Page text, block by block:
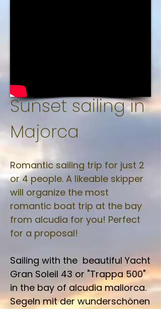
Sunset sailing in
Majorca
Romantic sailing trip for just 2
or 4 people. A likeable skipper
will organize the most
romantic boat trip at the bay
from alcudia for you! Perfect
for a proposal!
Sailing with the beautiful Yacht
Gran Soleil 43 or "Trappa 500"
in the bay of alcudia mallorca.
Segeln mit der wunderschönen